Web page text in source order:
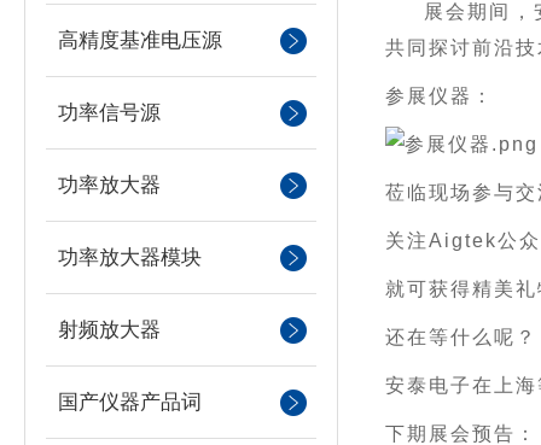
高精度基准电压源
功率信号源
功率放大器
功率放大器模块
射频放大器
国产仪器产品词
展会期间
共同探讨前沿
参展仪器：
莅临现场参与
关注Aigtek公
就可获得精美
还在等什么呢？
安泰电子在上
下期展会预告：